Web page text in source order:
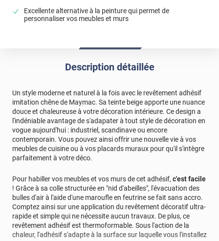
Excellente alternative à la peinture qui permet de
personnaliser vos meubles et murs
Description détaillée
Un style moderne et naturel à la fois avec le revêtement adhésif
imitation chêne de Maymac. Sa teinte beige apporte une nuance
douce et chaleureuse à votre décoration intérieure. Ce design a
l'indéniable avantage de s'adapater à tout style de décoration en
vogue aujourd'hui : industriel, scandinave ou encore
contemporain. Vous pouvez ainsi offrir une nouvelle vie à vos
meubles de cuisine ou à vos placards muraux pour qu'il s'intègre
parfaitement à votre déco.
Pour habiller vos meubles et vos murs de cet adhésif, c'est facile
! Grâce à sa colle structurée en "nid d'abeilles", l'évacuation des
bulles d'air à l'aide d'une maroufle en feutrine se fait sans accro.
Comptez ainsi sur une application du revêtement décoratif ultra-
rapide et simple qui ne nécessite aucun travaux. De plus, ce
revêtement adhésif est thermoformable. Sous l'action de la
chaleur, l'adhésif s'adapte à la surface sur laquelle vous l'installez